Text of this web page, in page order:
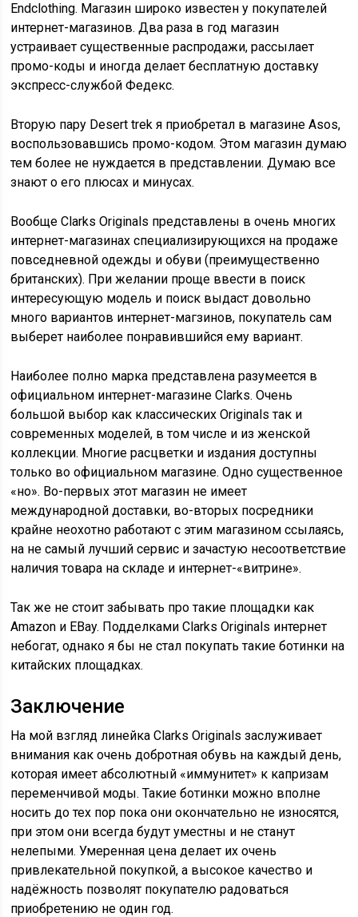
Endclothing. Магазин широко известен у покупателей
интернет-магазинов. Два раза в год магазин
устраивает существенные распродажи, рассылает
промо-коды и иногда делает бесплатную доставку
экспресс-службой Федекс.
Вторую пару Desert trek я приобретал в магазине Asos,
воспользовавшись промо-кодом. Этом магазин думаю
тем более не нуждается в представлении. Думаю все
знают о его плюсах и минусах.
Вообще Clarks Originals представлены в очень многих
интернет-магазинах специализирующихся на продаже
повседневной одежды и обуви (преимущественно
британских). При желании проще ввести в поиск
интересующую модель и поиск выдаст довольно
много вариантов интернет-магзинов, покупатель сам
выберет наиболее понравившийся ему вариант.
Наиболее полно марка представлена разумеется в
официальном интернет-магазине Clarks. Очень
большой выбор как классических Originals так и
современных моделей, в том числе и из женской
коллекции. Многие расцветки и издания доступны
только во официальном магазине. Одно существенное
«но». Во-первых этот магазин не имеет
международной доставки, во-вторых посредники
крайне неохотно работают с этим магазином ссылаясь,
на не самый лучший сервис и зачастую несоответствие
наличия товара на складе и интернет-«витрине».
Так же не стоит забывать про такие площадки как
Amazon и EBay. Подделками Clarks Originals интернет
небогат, однако я бы не стал покупать такие ботинки на
китайских площадках.
Заключение
На мой взгляд линейка Clarks Originals заслуживает
внимания как очень добротная обувь на каждый день,
которая имеет абсолютный «иммунитет» к капризам
переменчивой моды. Такие ботинки можно вполне
носить до тех пор пока они окончательно не износятся,
при этом они всегда будут уместны и не станут
нелепыми. Умеренная цена делает их очень
привлекательной покупкой, а высокое качество и
надёжность позволят покупателю радоваться
приобретению не один год.